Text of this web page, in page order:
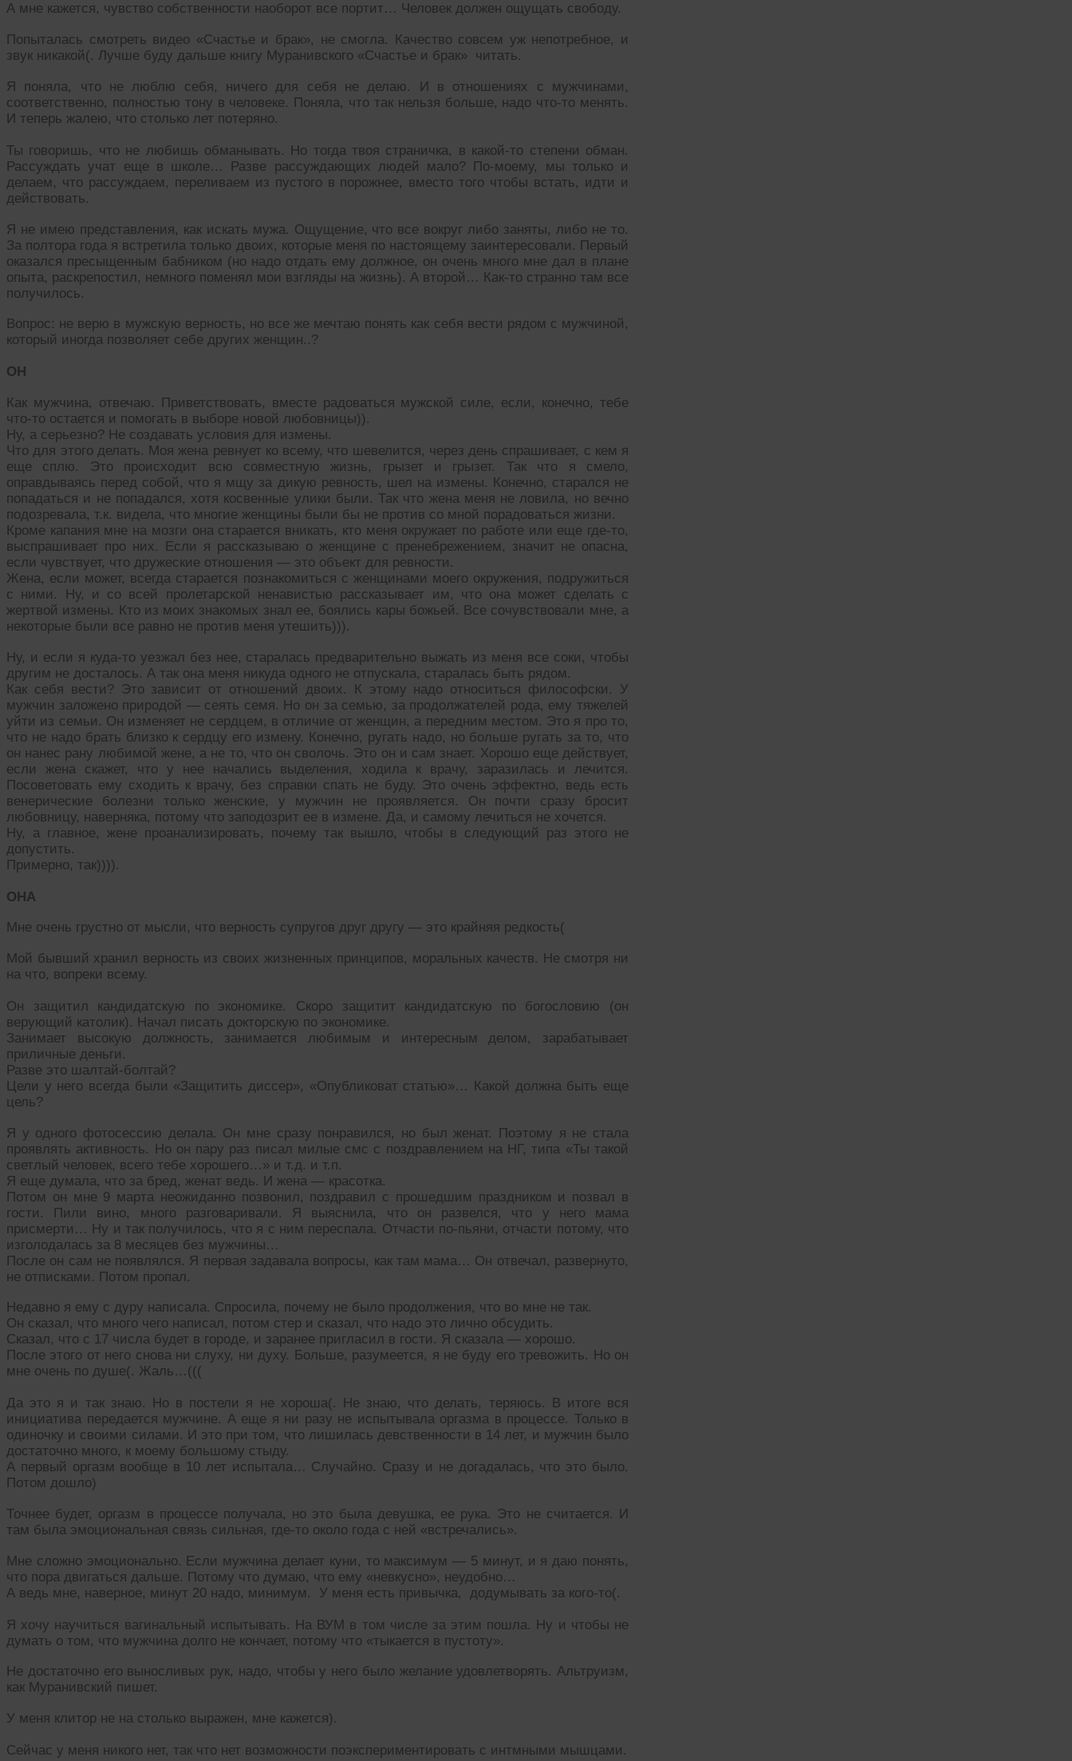
А мне кажется, чувство собственности наоборот все портит… Человек должен ощущать свободу.
Попыталась смотреть видео «Счастье и брак», не смогла. Качество совсем уж непотребное, и
звук никакой(. Лучше буду дальше книгу Муранивского «Счастье и брак» читать.
Я поняла, что не люблю себя, ничего для себя не делаю. И в отношениях с мужчинами,
соответственно, полностью тону в человеке. Поняла, что так нельзя больше, надо что-то менять.
И теперь жалею, что столько лет потеряно.
Ты говоришь, что не любишь обманывать. Но тогда твоя страничка, в какой-то степени обман.
Рассуждать учат еще в школе… Разве рассуждающих людей мало? По-моему, мы только и
делаем, что рассуждаем, переливаем из пустого в порожнее, вместо того чтобы встать, идти и
действовать.
Я не имею представления, как искать мужа. Ощущение, что все вокруг либо заняты, либо не то.
За полтора года я встретила только двоих, которые меня по настоящему заинтересовали. Первый
оказался пресыщенным бабником (но надо отдать ему должное, он очень много мне дал в плане
опыта, раскрепостил, немного поменял мои взгляды на жизнь). А второй… Как-то странно там все
получилось.
Вопрос: не верю в мужскую верность, но все же мечтаю понять как себя вести рядом с мужчиной,
который иногда позволяет себе других женщин..?
ОН
Как мужчина, отвечаю. Приветствовать, вместе радоваться мужской силе, если, конечно, тебе
что-то остается и помогать в выборе новой любовницы)).
Ну, а серьезно? Не создавать условия для измены.
Что для этого делать. Моя жена ревнует ко всему, что шевелится, через день спрашивает, с кем я
еще сплю. Это происходит всю совместную жизнь, грызет и грызет. Так что я смело,
оправдываясь перед собой, что я мщу за дикую ревность, шел на измены. Конечно, старался не
попадаться и не попадался, хотя косвенные улики были. Так что жена меня не ловила, но вечно
подозревала, т.к. видела, что многие женщины были бы не против со мной порадоваться жизни.
Кроме капания мне на мозги она старается вникать, кто меня окружает по работе или еще где-то,
выспрашивает про них. Если я рассказываю о женщине с пренебрежением, значит не опасна,
если чувствует, что дружеские отношения — это объект для ревности.
Жена, если может, всегда старается познакомиться с женщинами моего окружения, подружиться
с ними. Ну, и со всей пролетарской ненавистью рассказывает им, что она может сделать с
жертвой измены. Кто из моих знакомых знал ее, боялись кары божьей. Все сочувствовали мне, а
некоторые были все равно не против меня утешить))).
Ну, и если я куда-то уезжал без нее, старалась предварительно выжать из меня все соки, чтобы
другим не досталось. А так она меня никуда одного не отпускала, старалась быть рядом.
Как себя вести? Это зависит от отношений двоих. К этому надо относиться философски. У
мужчин заложено природой — сеять семя. Но он за семью, за продолжателей рода, ему тяжелей
уйти из семьи. Он изменяет не сердцем, в отличие от женщин, а передним местом. Это я про то,
что не надо брать близко к сердцу его измену. Конечно, ругать надо, но больше ругать за то, что
он нанес рану любимой жене, а не то, что он сволочь. Это он и сам знает. Хорошо еще действует,
если жена скажет, что у нее начались выделения, ходила к врачу, заразилась и лечится.
Посоветовать ему сходить к врачу, без справки спать не буду. Это очень эффектно, ведь есть
венерические болезни только женские, у мужчин не проявляется. Он почти сразу бросит
любовницу, наверняка, потому что заподозрит ее в измене. Да, и самому лечиться не хочется.
Ну, а главное, жене проанализировать, почему так вышло, чтобы в следующий раз этого не
допустить.
Примерно, так)))).
ОНА
Мне очень грустно от мысли, что верность супругов друг другу — это крайняя редкость(
Мой бывший хранил верность из своих жизненных принципов, моральных качеств. Не смотря ни
на что, вопреки всему.
Он защитил кандидатскую по экономике. Скоро защитит кандидатскую по богословию (он
верующий католик). Начал писать докторскую по экономике.
Занимает высокую должность, занимается любимым и интересным делом, зарабатывает
приличные деньги.
Разве это шалтай-болтай?
Цели у него всегда были «Защитить диссер», «Опубликоват статью»… Какой должна быть еще
цель?
Я у одного фотосессию делала. Он мне сразу понравился, но был женат. Поэтому я не стала
проявлять активность. Но он пару раз писал милые смс с поздравлением на НГ, типа «Ты такой
светлый человек, всего тебе хорошего…» и т.д. и т.п.
Я еще думала, что за бред, женат ведь. И жена — красотка.
Потом он мне 9 марта неожиданно позвонил, поздравил с прошедшим праздником и позвал в
гости. Пили вино, много разговаривали. Я выяснила, что он развелся, что у него мама
присмерти… Ну и так получилось, что я с ним переспала. Отчасти по-пьяни, отчасти потому, что
изголодалась за 8 месяцев без мужчины…
После он сам не появлялся. Я первая задавала вопросы, как там мама… Он отвечал, развернуто,
не отписками. Потом пропал.
Недавно я ему с дуру написала. Спросила, почему не было продолжения, что во мне не так.
Он сказал, что много чего написал, потом стер и сказал, что надо это лично обсудить.
Сказал, что с 17 числа будет в городе, и заранее пригласил в гости. Я сказала — хорошо.
После этого от него снова ни слуху, ни духу. Больше, разумеется, я не буду его тревожить. Но он
мне очень по душе(. Жаль…(((
Да это я и так знаю. Но в постели я не хороша(. Не знаю, что делать, теряюсь. В итоге вся
инициатива передается мужчине. А еще я ни разу не испытывала оргазма в процессе. Только в
одиночку и своими силами. И это при том, что лишилась девственности в 14 лет, и мужчин было
достаточно много, к моему большому стыду.
А первый оргазм вообще в 10 лет испытала… Случайно. Сразу и не догадалась, что это было.
Потом дошло)
Точнее будет, оргазм в процессе получала, но это была девушка, ее рука. Это не считается. И
там была эмоциональная связь сильная, где-то около года с ней «встречались».
Мне сложно эмоционально. Если мужчина делает куни, то максимум — 5 минут, и я даю понять,
что пора двигаться дальше. Потому что думаю, что ему «невкусно», неудобно…
А ведь мне, наверное, минут 20 надо, минимум. У меня есть привычка, додумывать за кого-то(.
Я хочу научиться вагинальный испытывать. На ВУМ в том числе за этим пошла. Ну и чтобы не
думать о том, что мужчина долго не кончает, потому что «тыкается в пустоту».
Не достаточно его выносливых рук, надо, чтобы у него было желание удовлетворять. Альтруизм,
как Муранивский пишет.
У меня клитор не на столько выражен, мне кажется).
Сейчас у меня никого нет, так что нет возможности поэкспериментировать с интмными мышцами.